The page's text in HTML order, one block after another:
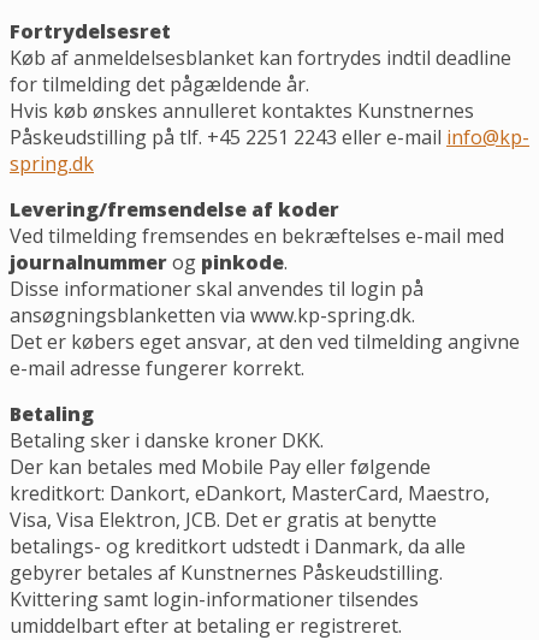
Fortrydelsesret
Køb af anmeldelsesblanket kan fortrydes indtil deadline
for tilmelding det pågældende år.
Hvis køb ønskes annulleret kontaktes Kunstnernes
Påskeudstilling på tlf. +45 2251 2243 eller e-mail info@kp-
spring.dk
Levering/fremsendelse af koder
Ved tilmelding fremsendes en bekræftelses e-mail med
journalnummerog pinkode.
Disse informationer skal anvendes til login på
ansøgningsblanketten via www.kp-spring.dk.
Det er købers eget ansvar, at den ved tilmelding angivne
e-mail adresse fungerer korrekt.
Betaling
Betaling sker i danske kroner DKK.
Der kan betales med Mobile Pay eller følgende
kreditkort: Dankort, eDankort, MasterCard, Maestro,
Visa, Visa Elektron, JCB. Det er gratis at benytte
betalings- og kreditkort udstedt i Danmark, da alle
gebyrer betales af Kunstnernes Påskeudstilling.
Kvittering samt login-informationer tilsendes
umiddelbart efter at betaling er registreret.